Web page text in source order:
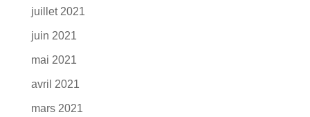
juillet 2021
juin 2021
mai 2021
avril 2021
mars 2021